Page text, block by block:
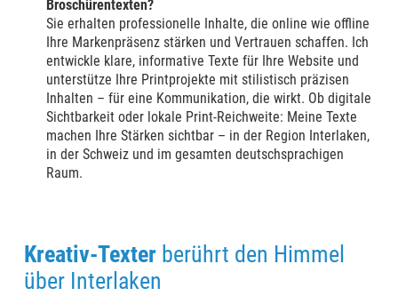
Broschürentexten?
Sie erhalten professionelle Inhalte, die online wie offline
Ihre Markenpräsenz stärken und Vertrauen schaffen. Ich
entwickle klare, informative Texte für Ihre Website und
unterstütze Ihre Printprojekte mit stilistisch präzisen
Inhalten – für eine Kommunikation, die wirkt. Ob digitale
Sichtbarkeit oder lokale Print-Reichweite: Meine Texte
machen Ihre Stärken sichtbar – in der Region Interlaken,
in der Schweiz und im gesamten deutschsprachigen
Raum.
Kreativ-Texter berührt den Himmel
über Interlaken